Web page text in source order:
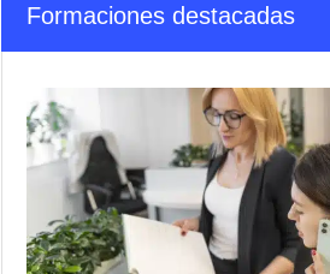
Formaciones destacadas